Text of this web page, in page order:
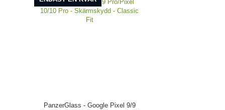
PanzerGlass - Google Pixel 9/9